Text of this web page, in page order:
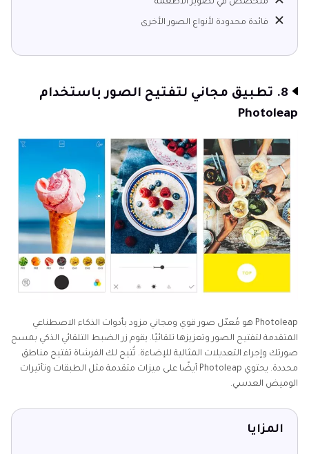
فائدة محدودة لأنواع الصور الأخرى
8. تطبيق مجاني لتفتيح الصور باستخدام
Photoleap
Photoleap هو مُعدّل صور قوي ومجاني مزود بأدوات الذكاء الاصطناعي
المتقدمة لتفتيح الصور وتعزيزها تلقائيًا. يقوم زر الضبط التلقائي الذكي بمسح
صورتك وإجراء التعديلات المثالية للإضاءة. تُتيح لك الفرشاة تفتيح مناطق
محددة. يحتوي Photoleap أيضًا على ميزات متقدمة مثل الطبقات وتأثيرات
الوميض العدسي.
المزايا